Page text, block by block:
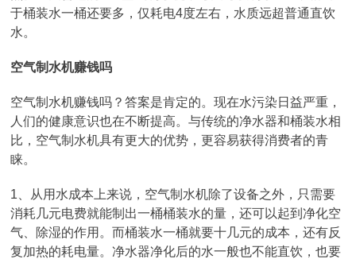
于桶装水一桶还要多，仅耗电4度左右，水质远超普通直饮
水。
空气制水机赚钱吗
空气制水机赚钱吗？答案是肯定的。现在水污染日益严重，
人们的健康意识也在不断提高。与传统的净水器和桶装水相
比，空气制水机具有更大的优势，更容易获得消费者的青
睐。
1、从用水成本上来说，空气制水机除了设备之外，只需要
消耗几元电费就能制出一桶桶装水的量，还可以起到净化空
气、除湿的作用。而桶装水一桶就要十几元的成本，还有反
复加热的耗电量。净水器净化后的水一般也不能直饮，也要